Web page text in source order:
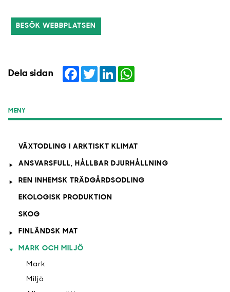
BESÖK WEBBPLATSEN
Dela sidan Facebook
TwitterLinkedIn
MENY
VÄXTODLING I ARKTISKT KLIMAT
ANSVARSFULL, HÅLLBAR DJURHÅLLNING
REN INHEMSK TRÄDGÅRDSODLING
EKOLOGISK PRODUKTION
SKOG
FINLÄNDSK MAT
MARK OCH MILJÖ
Mark
Miljö